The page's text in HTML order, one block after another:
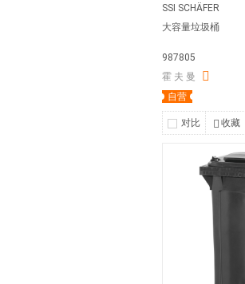
SSI SCHÄFER
大容量垃圾桶
987805
霍 夫 曼
自营
对比 收藏